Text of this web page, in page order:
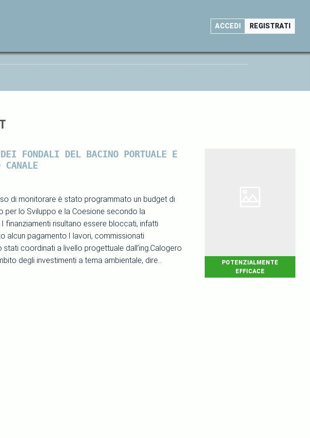
ACCEDI REGISTRATI
FONDALI DEL BACINO PORTUALE E
CANALE
di monitorare è stato programmato un budget di
per lo Sviluppo e la Coesione secondo la
finanziamenti risultano essere bloccati, infatti
alcun pagamento.I lavori, commissionati
stati coordinati a livello progettuale dall’ing.Calogero
degli investimenti a tema ambientale, dire...
POTENZIALMENTE
EFFICACE